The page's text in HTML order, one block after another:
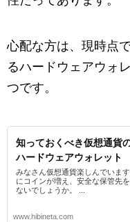
心配な方は、現時点
るハードウェアウォ
つです。
知っておくべき仮想通貨
ハードウェアウォレット
みなさん仮想通貨楽しんでいま
にコインが増え、安全な保管先
ないでしょうか。 ...
www.hibineta.com